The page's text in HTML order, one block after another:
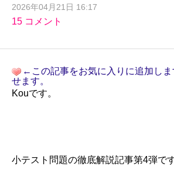
2026年04月21日 16:17
15 コメント
←この記事をお気に入りに追加しま
せます。
Kouです。
小テスト問題の徹底解説記事第4弾です